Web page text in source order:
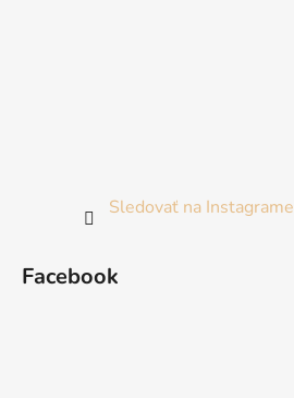
Sledovať na Instagrame
Facebook